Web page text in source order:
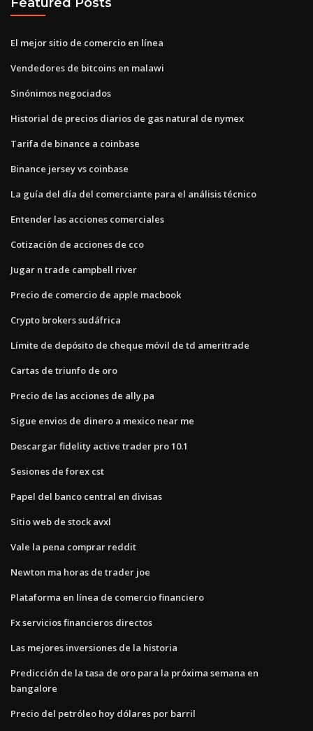
El mejor sitio de comercio en línea
Vendedores de bitcoins en malawi
Sinónimos negociados
Historial de precios diarios de gas natural de nymex
Tarifa de binance a coinbase
Binance jersey vs coinbase
La guía del día del comerciante para el análisis técnico
Entender las acciones comerciales
Cotización de acciones de cco
Jugar n trade campbell river
Precio de comercio de apple macbook
Crypto brokers sudáfrica
Límite de depósito de cheque móvil de td ameritrade
Cartas de triunfo de oro
Precio de las acciones de ally.pa
Sigue envios de dinero a mexico near me
Descargar fidelity active trader pro 10.1
Sesiones de forex cst
Papel del banco central en divisas
Sitio web de stock avxl
Vale la pena comprar reddit
Newton ma horas de trader joe
Plataforma en línea de comercio financiero
Fx servicios financieros directos
Las mejores inversiones de la historia
Predicción de la tasa de oro para la próxima semana en
bangalore
Precio del petróleo hoy dólares por barril